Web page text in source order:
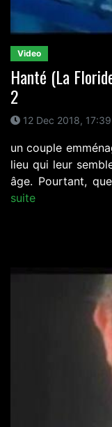
Video
Hanté (La
2
12 Dec 2018,
un couple
lieu qui leur
âge. Pourtant,
suite